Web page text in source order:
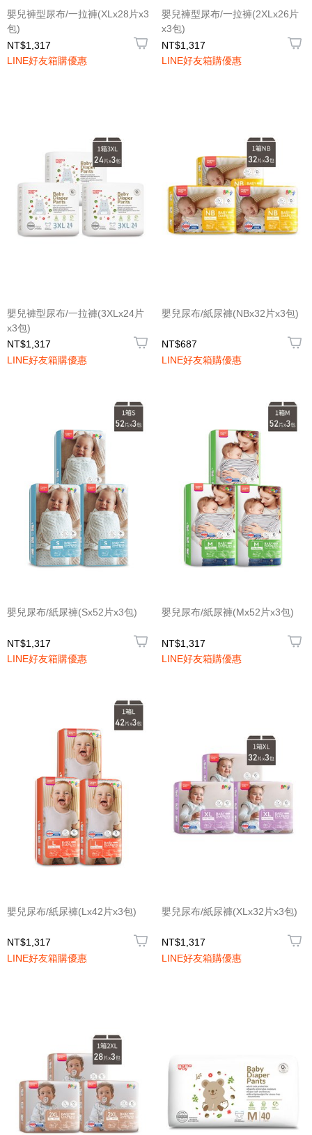
嬰兒褲型尿布/一拉褲(XLx28片x3
包)
NT$1,317
LINE好友箱購優惠
嬰兒褲型尿布/一拉褲(2XLx26片
x3包)
NT$1,317
LINE好友箱購優惠
嬰兒褲型尿布/一拉褲(3XLx24片
x3包)
NT$1,317
LINE好友箱購優惠
嬰兒尿布/紙尿褲(NBx32片x3包)
NT$687
LINE好友箱購優惠
嬰兒尿布/紙尿褲(Sx52片x3包)
NT$1,317
LINE好友箱購優惠
嬰兒尿布/紙尿褲(Mx52片x3包)
NT$1,317
LINE好友箱購優惠
嬰兒尿布/紙尿褲(Lx42片x3包)
NT$1,317
LINE好友箱購優惠
嬰兒尿布/紙尿褲(XLx32片x3包)
NT$1,317
LINE好友箱購優惠